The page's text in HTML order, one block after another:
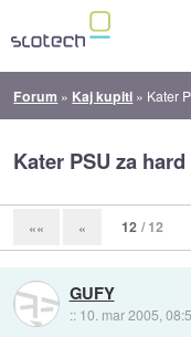
Forum » Kaj kupiti » Kater
Kater PSU za hard
«« « 12 / 12
GUFY
:: 10. mar 2005,